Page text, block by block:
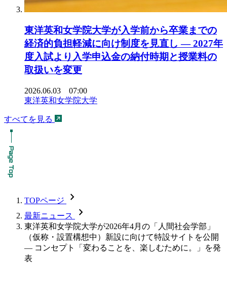
東洋英和女学院大学が入学前から卒業までの
経済的負担軽減に向け制度を見直し ― 2027年
度入試より入学申込金の納付時期と授業料の
取扱いを変更
2026.06.03 07:00
東洋英和女学院大学
すべてを見る
TOPページ chevron_forward
最新ニュース chevron_forward
東洋英和女学院大学が2026年4月の「人間社会学部」
（仮称・設置構想中）新設に向けて特設サイトを公開
― コンセプト「変わることを、楽しむために。」を発
表